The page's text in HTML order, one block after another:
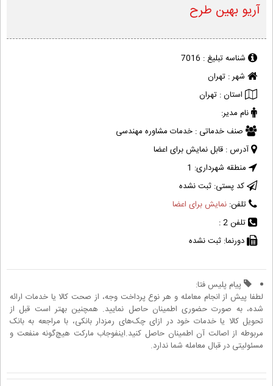
آریو بهین طرح
شناسه تبلیغ : 7016
شهر : تهران
استان : تهران
نام مدیر:
صنف خدماتی : خدمات مشاوره مهندسی
آدرس : قابل نمایش برای اعضا
منطقه شهرداری: 1
کد پستی: ثبت نشده
تلفن: نمایش برای اعضا
تلفن 2 :
دورنما: ثبت نشده
پیام پلیس فتا:
لطفا پیش از انجام معامله و هر نوع پرداخت وجه، از صحت کالا یا خدمات ارائه
شده، به صورت حضوری اطمینان حاصل نمایید. همچنین بهتر است قبل از
تحویل کالا یا خدمات خود در ازای چک‌های رمزدار بانکی، با مراجعه به بانک
مربوطه از اصالت آن اطمینان حاصل کنید.اینفوجاب مارکت هیچ‌گونه منفعت و
مسئولیتی در قبال معامله شما ندارد.